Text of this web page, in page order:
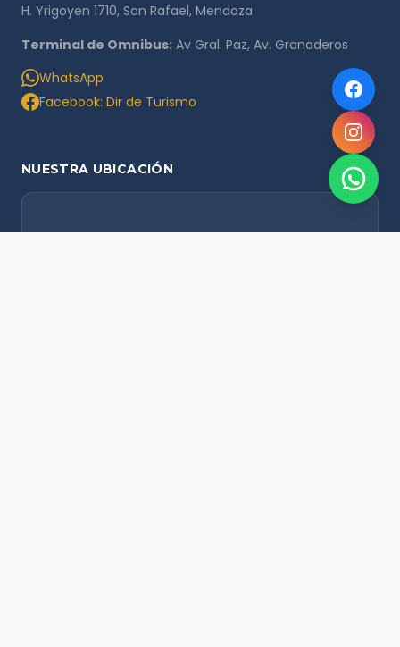
H. Yrigoyen 1710, San Rafael, Mendoza
Terminal de Omnibus: Av Gral. Paz, Av. Granaderos
WhatsApp
Facebook: Dir de Turismo
NUESTRA UBICACIÓN